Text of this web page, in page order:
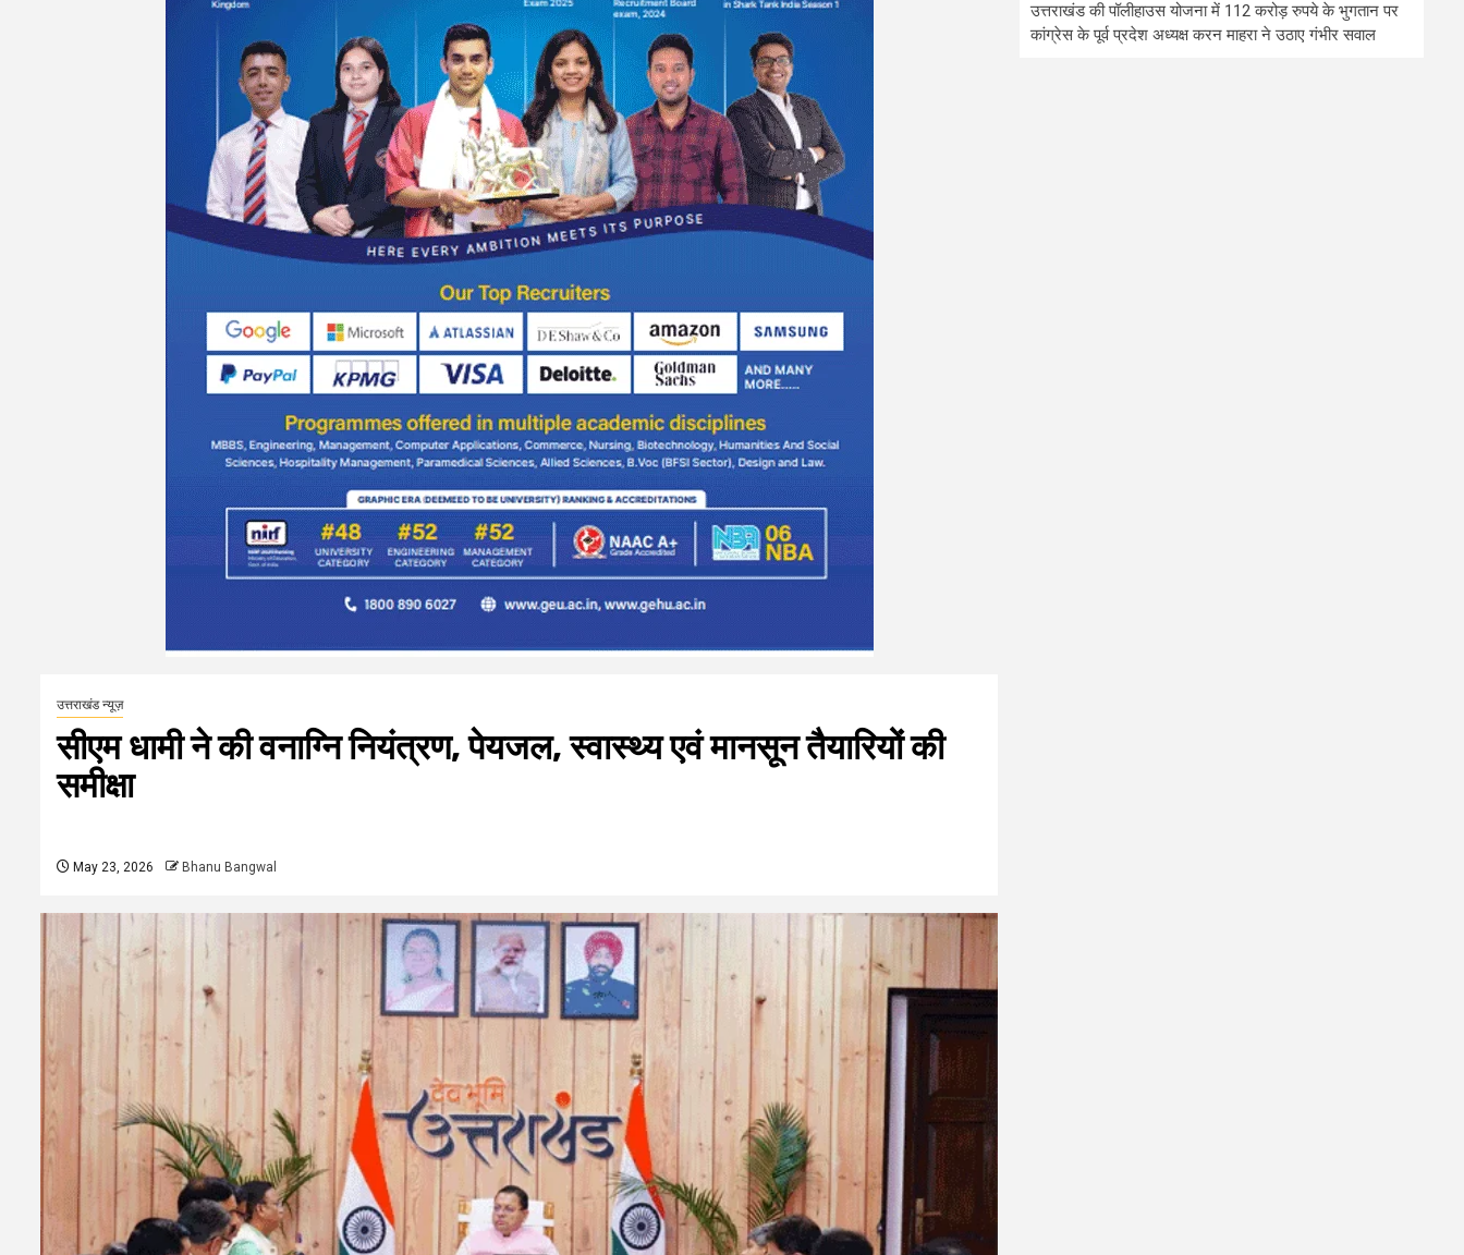
उत्तराखंड न्यूज़
सीएम धामी ने की वनाग्नि नियंत्रण, पेयजल, स्वास्थ्य एवं मानसून तैयारियों की
समीक्षा
May 23, 2026 Bhanu Bangwal
उत्तराखंड की पॉलीहाउस योजना में 112 करोड़ रुपये के भुगतान पर
कांग्रेस के पूर्व प्रदेश अध्यक्ष करन माहरा ने उठाए गंभीर सवाल